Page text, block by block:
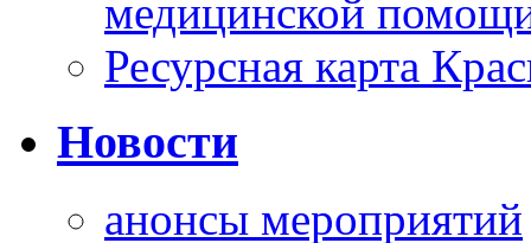
медицинской
Ресурсная карта
Новости
анонсы мероприятий